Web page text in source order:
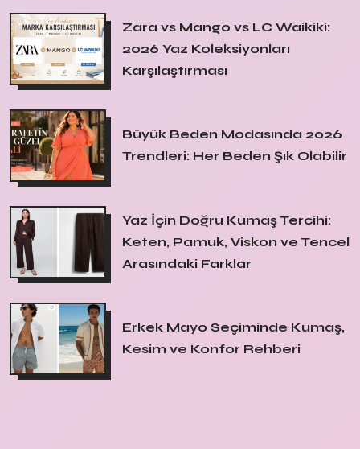
Zara vs Mango vs LC Waikiki:
2026 Yaz Koleksiyonları
Karşılaştırması
Büyük Beden Modasında 2026
Trendleri: Her Beden Şık Olabilir
Yaz İçin Doğru Kumaş Tercihi:
Keten, Pamuk, Viskon ve Tencel
Arasındaki Farklar
Erkek Mayo Seçiminde Kumaş,
Kesim ve Konfor Rehberi